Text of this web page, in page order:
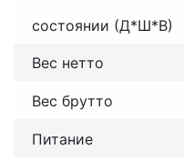
состоянии (Д*Ш*В)
Вес нетто
Вес брутто
Питание